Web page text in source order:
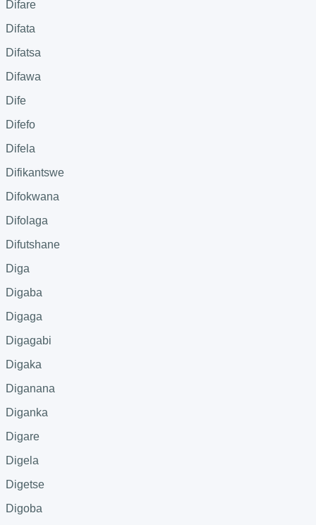
Difare
Difata
Difatsa
Difawa
Dife
Difefo
Difela
Difikantswe
Difokwana
Difolaga
Difutshane
Diga
Digaba
Digaga
Digagabi
Digaka
Diganana
Diganka
Digare
Digela
Digetse
Digoba